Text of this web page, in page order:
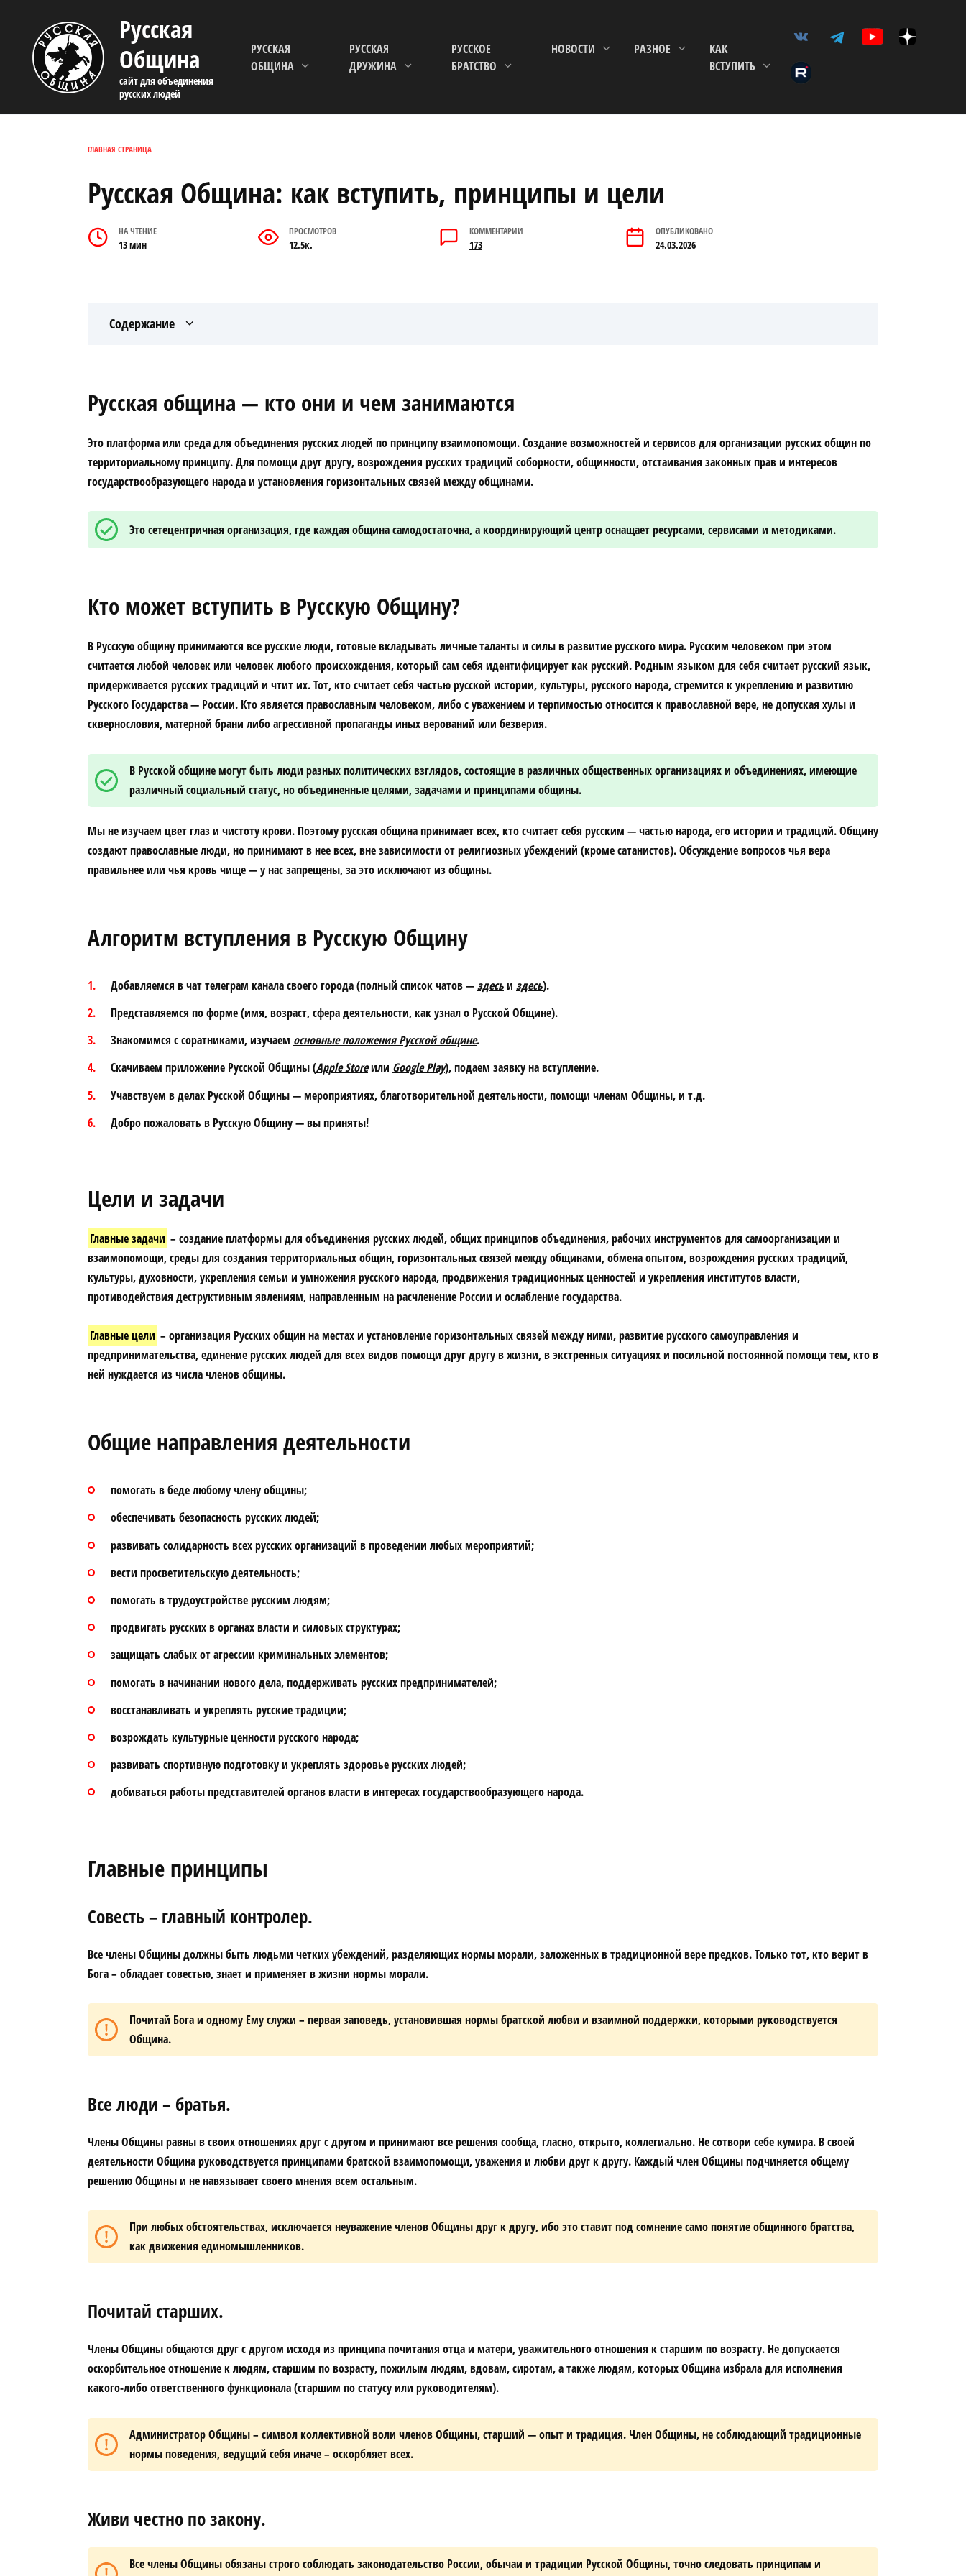
содержанию
Русская
Община
сайт для объединения
русских людей
РУССКАЯ
ОБЩИНА
РУССКАЯ
ДРУЖИНА
РУССКОЕ
БРАТСТВО
НОВОСТИ РАЗНОЕ
КАК
ВСТУПИТЬ
ГЛАВНАЯ СТРАНИЦА
Русская Община: как вступить, принципы и цели
НА ЧТЕНИЕ
13 мин
ПРОСМОТРОВ
12.5к.
КОММЕНТАРИИ
173
ОПУБЛИКОВАНО
24.03.2026
Содержание
Русская община — кто они и чем занимаются
Это платформа или среда для объединения русских людей по принципу взаимопомощи. Создание возможностей и сервисов для организации русских общин по
территориальному принципу. Для помощи друг другу, возрождения русских традиций соборности, общинности, отстаивания законных прав и интересов
государствообразующего народа и установления горизонтальных связей между общинами.
Это сетецентричная организация, где каждая община самодостаточна, а координирующий центр оснащает ресурсами, сервисами и методиками.
Кто может вступить в Русскую Общину?
В Русскую общину принимаются все русские люди, готовые вкладывать личные таланты и силы в развитие русского мира. Русским человеком при этом
считается любой человек или человек любого происхождения, который сам себя идентифицирует как русский. Родным языком для себя считает русский язык,
придерживается русских традиций и чтит их. Тот, кто считает себя частью русской истории, культуры, русского народа, стремится к укреплению и развитию
Русского Государства — России. Кто является православным человеком, либо с уважением и терпимостью относится к православной вере, не допуская хулы и
сквернословия, матерной брани либо агрессивной пропаганды иных верований или безверия.
В Русской общине могут быть люди разных политических взглядов, состоящие в различных общественных организациях и объединениях, имеющие
различный социальный статус, но объединенные целями, задачами и принципами общины.
Мы не изучаем цвет глаз и чистоту крови. Поэтому русская община принимает всех, кто считает себя русским — частью народа, его истории и традиций. Общину
создают православные люди, но принимают в нее всех, вне зависимости от религиозных убеждений (кроме сатанистов). Обсуждение вопросов чья вера
правильнее или чья кровь чище — у нас запрещены, за это исключают из общины.
Алгоритм вступления в Русскую Общину
Добавляемся в чат телеграм канала своего города (полный список чатов —здесьи здесь).
Представляемся по форме (имя, возраст, сфера деятельности, как узнал о Русской Общине).
Знакомимся с соратниками, изучаем основные положения Русской общине.
Скачиваем приложение Русской Общины (Apple Storeили Google Play), подаем заявку на вступление.
Учавствуем в делах Русской Общины — мероприятиях, благотворительной деятельности, помощи членам Общины, и т.д.
Добро пожаловать в Русскую Общину —вы приняты!
Цели и задачи
Главные задачи – создание платформы для объединения русских людей, общих принципов объединения, рабочих инструментов для самоорганизации и
взаимопомощи, среды для создания территориальных общин, горизонтальных связей между общинами, обмена опытом, возрождения русских традиций,
культуры, духовности, укрепления семьи и умножения русского народа, продвижения традиционных ценностей и укрепления институтов власти,
противодействия деструктивным явлениям, направленным на расчленение России и ослабление государства.
Главные цели – организация Русских общин на местах и установление горизонтальных связей между ними, развитие русского самоуправления и
предпринимательства, единение русских людей для всех видов помощи друг другу в жизни, в экстренных ситуациях и посильной постоянной помощи тем, кто в
ней нуждается из числа членов общины.
Общие направления деятельности
помогать в беде любому члену общины;
обеспечивать безопасность русских людей;
развивать солидарность всех русских организаций в проведении любых мероприятий;
вести просветительскую деятельность;
помогать в трудоустройстве русским людям;
продвигать русских в органах власти и силовых структурах;
защищать слабых от агрессии криминальных элементов;
помогать в начинании нового дела, поддерживать русских предпринимателей;
восстанавливать и укреплять русские традиции;
возрождать культурные ценности русского народа;
развивать спортивную подготовку и укреплять здоровье русских людей;
добиваться работы представителей органов власти в интересах государствообразующего народа.
Главные принципы
Совесть – главный контролер.
Все члены Общины должны быть людьми четких убеждений, разделяющих нормы морали, заложенных в традиционной вере предков. Только тот, кто верит в
Бога – обладает совестью, знает и применяет в жизни нормы морали.
Почитай Бога и одному Ему служи – первая заповедь, установившая нормы братской любви и взаимной поддержки, которыми руководствуется
Община.
Все люди – братья.
Члены Общины равны в своих отношениях друг с другом и принимают все решения сообща, гласно, открыто, коллегиально. Не сотвори себе кумира. В своей
деятельности Община руководствуется принципами братской взаимопомощи, уважения и любви друг к другу. Каждый член Общины подчиняется общему
решению Общины и не навязывает своего мнения всем остальным.
При любых обстоятельствах, исключается неуважение членов Общины друг к другу, ибо это ставит под сомнение само понятие общинного братства,
как движения единомышленников.
Почитай старших.
Члены Общины общаются друг с другом исходя из принципа почитания отца и матери, уважительного отношения к старшим по возрасту. Не допускается
оскорбительное отношение к людям, старшим по возрасту, пожилым людям, вдовам, сиротам, а также людям, которых Община избрала для исполнения
какого-либо ответственного функционала (старшим по статусу или руководителям).
Администратор Общины – символ коллективной воли членов Общины, старший — опыт и традиция. Член Общины, не соблюдающий традиционные
нормы поведения, ведущий себя иначе – оскорбляет всех.
Живи честно по закону.
Все члены Общины обязаны строго соблюдать законодательство России, обычаи и традиции Русской Общины, точно следовать принципам и